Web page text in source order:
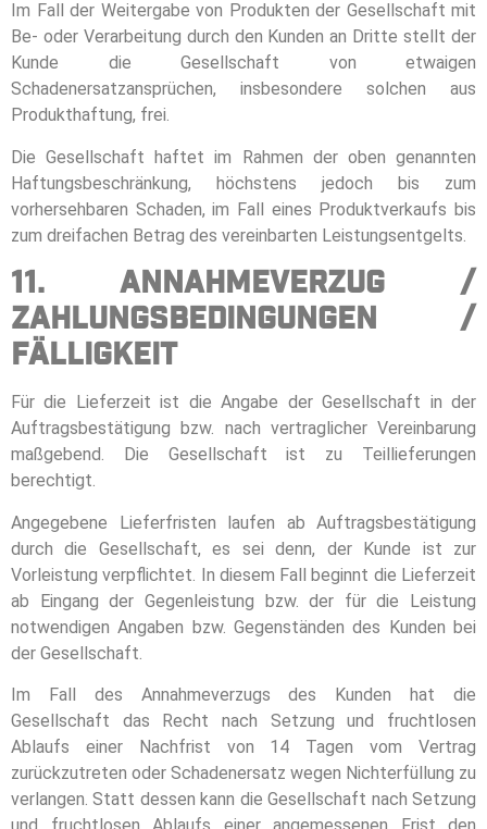
Im Fall der Weitergabe von Produkten der Gesellschaft mit
Be- oder Verarbeitung durch den Kunden an Dritte stellt der
Kunde die Gesellschaft von etwaigen
Schadenersatzansprüchen, insbesondere solchen aus
Produkthaftung, frei.
Die Gesellschaft haftet im Rahmen der oben genannten
Haftungsbeschränkung, höchstens jedoch bis zum
vorhersehbaren Schaden, im Fall eines Produktverkaufs bis
zum dreifachen Betrag des vereinbarten Leistungsentgelts.
11. Annahmeverzug /
Zahlungsbedingungen /
Fälligkeit
Für die Lieferzeit ist die Angabe der Gesellschaft in der
Auftragsbestätigung bzw. nach vertraglicher Vereinbarung
maßgebend. Die Gesellschaft ist zu Teillieferungen
berechtigt.
Angegebene Lieferfristen laufen ab Auftragsbestätigung
durch die Gesellschaft, es sei denn, der Kunde ist zur
Vorleistung verpflichtet. In diesem Fall beginnt die Lieferzeit
ab Eingang der Gegenleistung bzw. der für die Leistung
notwendigen Angaben bzw. Gegenständen des Kunden bei
der Gesellschaft.
Im Fall des Annahmeverzugs des Kunden hat die
Gesellschaft das Recht nach Setzung und fruchtlosen
Ablaufs einer Nachfrist von 14 Tagen vom Vertrag
zurückzutreten oder Schadenersatz wegen Nichterfüllung zu
verlangen. Statt dessen kann die Gesellschaft nach Setzung